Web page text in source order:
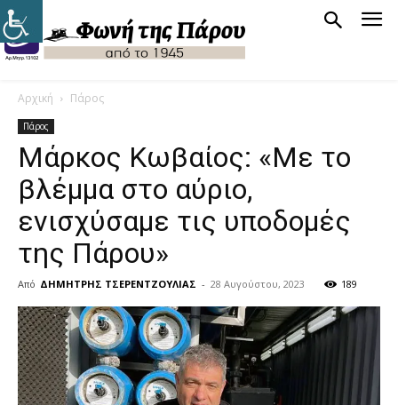
Αρχική Πάρος
Πάρος
Μάρκος Κωβαίος: «Με το
βλέμμα στο αύριο,
ενισχύσαμε τις υποδομές
της Πάρου»
Από ΔΗΜΗΤΡΗΣ ΤΣΕΡΕΝΤΖΟΥΛΙΑΣ - 28 Αυγούστου, 2023 189